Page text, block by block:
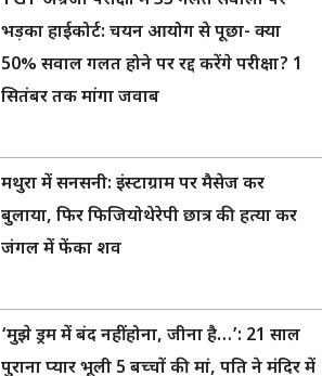
भड़का हाईकोर्ट: चयन आयोग से पूछा- क्या
50% सवाल गलत होने पर रद्द करेंगे परीक्षा? 1
सितंबर तक मांगा जवाब
मथुरा में सनसनी: इंस्टाग्राम पर मैसेज कर
बुलाया, फिर फिजियोथेरेपी छात्र की हत्या कर
जंगल में फेंका शव
‘मुझे ड्रम में बंद नहीं होना, जीना है…’: 21 साल
पुराना प्यार भूली 5 बच्चों की मां, पति ने मंदिर में